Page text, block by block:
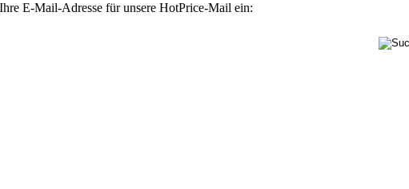
E-Mail-Adresse für unsere HotPrice-Mail ein: